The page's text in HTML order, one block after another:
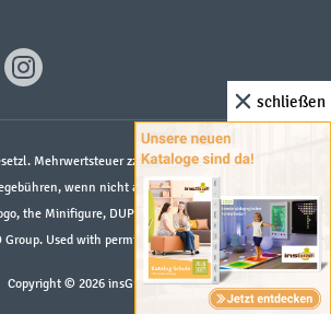
Mehrwertsteuer zzgl.Versandkostenund ggf.
wenn nicht anders angegeben.
the Minifigure, DUPLO, and the SPIKE logo are
Group. Used with permission. ©2026 The LEGO Group
Copyright © 2026 insGraf.de
schließen